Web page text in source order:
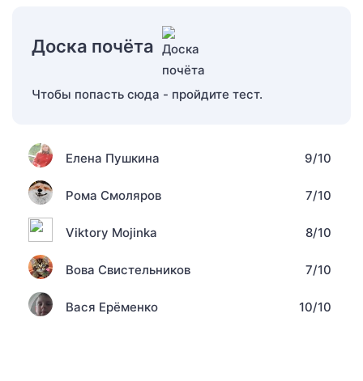
Доска почёта
Чтобы попасть сюда - пройдите тест.
Елена Пушкина 9/10
Рома Смоляров 7/10
Viktory Mojinka 8/10
Вова Свистельников 7/10
Вася Ерёменко 10/10